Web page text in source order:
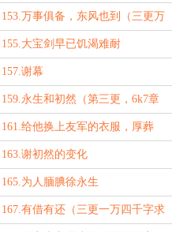
153.万事俱备，东风也到（三更万
字到！）
155.大宝剑早已饥渴难耐
157.谢幕
159.永生和初然（第三更，6k7章
节）
161.给他换上友军的衣服，厚葬
（两更万字到！）
163.谢初然的变化
165.为人腼腆徐永生
167.有借有还（三更一万四千字求